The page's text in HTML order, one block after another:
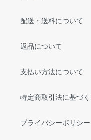
配送・送料について
返品について
支払い方法について
特定商取引法に基づ
プライバシーポリシー